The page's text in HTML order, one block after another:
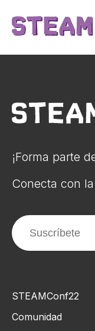
¡Forma parte
Conecta con
STEAMConf22
Comunidad